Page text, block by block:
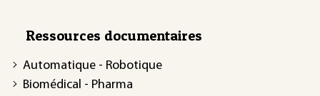
Ressources documentaires
Automatique - Robotique
Biomédical - Pharma